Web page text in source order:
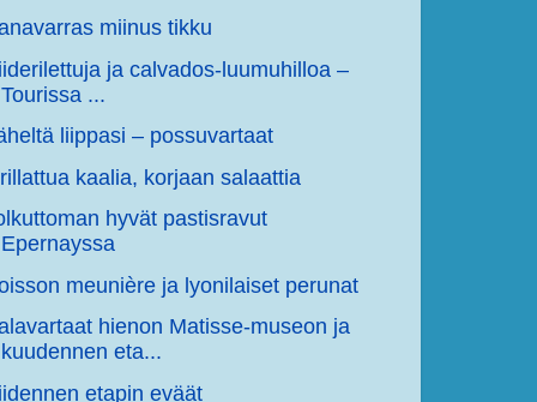
miinus tikku
ja calvados-luumuhilloa –
Tourissa ...
liippasi – possuvartaat
kaalia, korjaan salaattia
hyvät pastisravut
Epernayssa
meunière ja lyonilaiset perunat
hienon Matisse-museon ja
kuudennen eta...
etapin eväät